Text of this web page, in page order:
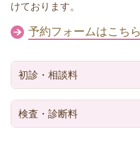
けております。
予約フォームはこちら
初診・相談料
検査・診断料